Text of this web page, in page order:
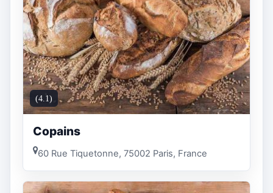
(4.1)
Copains
60 Rue Tiquetonne, 75002 Paris, France